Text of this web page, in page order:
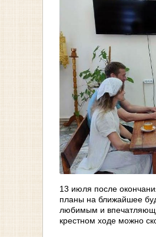
13 июля после
планы на ближайшее
любимым и
крестном ходе можно